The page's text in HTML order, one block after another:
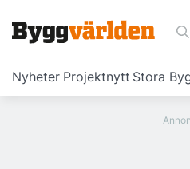
Nyheter Projektnytt Stora